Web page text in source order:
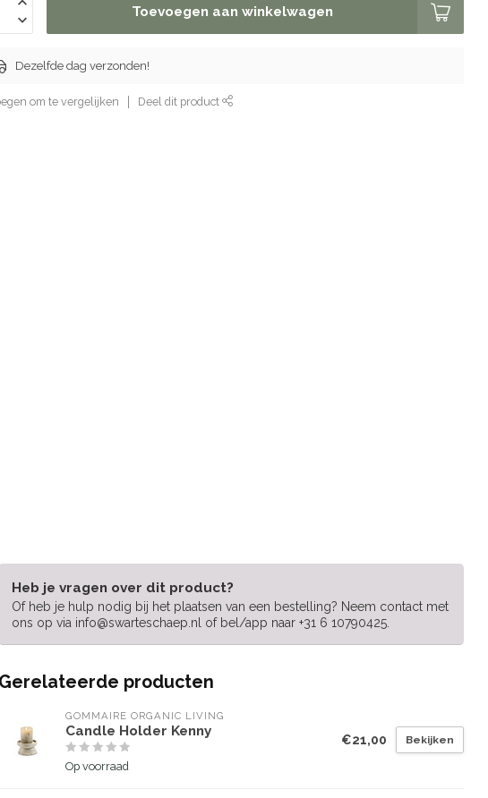
Toevoegen aan winkelwagen
Dezelfde dag verzonden!
om te vergelijken Deel dit product
Heb je vragen over dit product?
Of heb je hulp nodig bij het plaatsen van een bestelling? Neem contact met
ons op via info@swarteschaep.nl of bel/app naar +31 6 10790425.
Gerelateerde producten
GOMMAIRE ORGANIC LIVING
Candle Holder Kenny
Op voorraad
€21,00 Bekijken